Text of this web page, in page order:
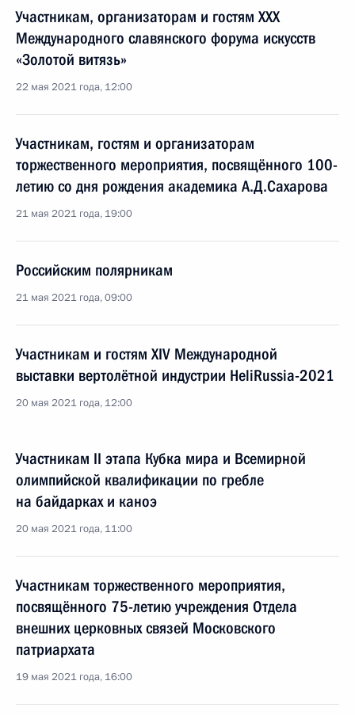
Участникам, организаторам и гостям XXX
Международного славянского форума искусств
«Золотой витязь»
22 мая 2021 года, 12:00
Участникам, гостям и организаторам
торжественного мероприятия, посвящённого 100-
летию со дня рождения академика А.Д.Сахарова
21 мая 2021 года, 19:00
Российским полярникам
21 мая 2021 года, 09:00
Участникам и гостям XIV Международной
выставки вертолётной индустрии HeliRussia-2021
20 мая 2021 года, 12:00
Участникам II этапа Кубка мира и Всемирной
олимпийской квалификации по гребле
на байдарках и каноэ
20 мая 2021 года, 11:00
Участникам торжественного мероприятия,
посвящённого 75-летию учреждения Отдела
внешних церковных связей Московского
патриархата
19 мая 2021 года, 16:00